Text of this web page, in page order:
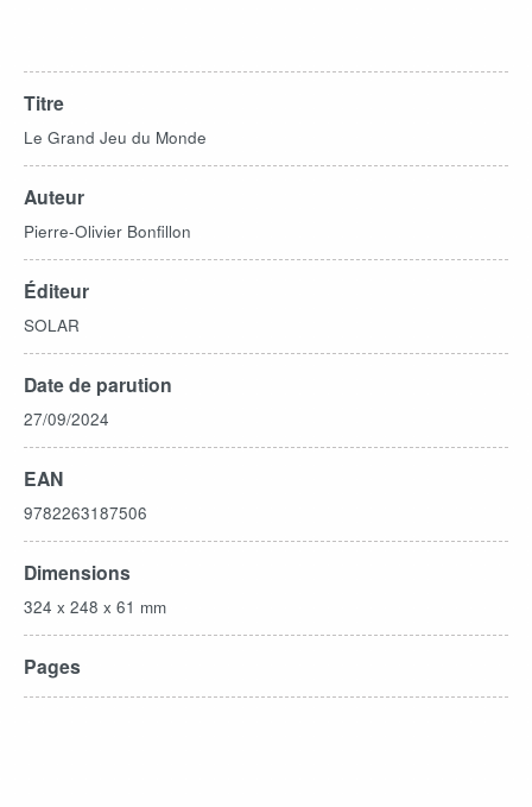
Titre
Le Grand Jeu du Monde
Auteur
Pierre-Olivier Bonfillon
Éditeur
SOLAR
Date de parution
27/09/2024
EAN
9782263187506
Dimensions
324 x 248 x 61 mm
Pages